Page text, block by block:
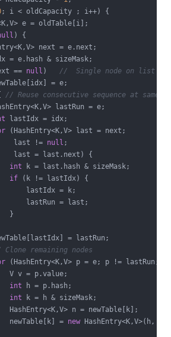
; i < oldCapacity ; i++) {
e = oldTable[i];
) {
next = e.next;
= e.hash & sizeMask;
== null ) //  Single node on list
= e;
// Reuse consecutive sequence at same
lastRun = e;
lastIdx = idx;
(HashEntry<K,V> last = next;
last !=
null ;
last = last.next) {
int k = last.hash & sizeMask;
if (k != lastIdx) {
lastIdx = k;
lastRun = last;
}
= lastRun;
remaining nodes
(HashEntry<K,V> p = e; p != lastRun;
V v = p.value;
int h = p.hash;
int k = h & sizeMask;
HashEntry<K,V> n = newTable[k];
newTable[k] =
new HashEntry<K,V>(h,